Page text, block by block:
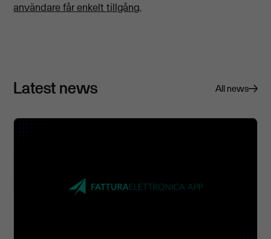
användare får enkelt tillgång.
Latest news All news